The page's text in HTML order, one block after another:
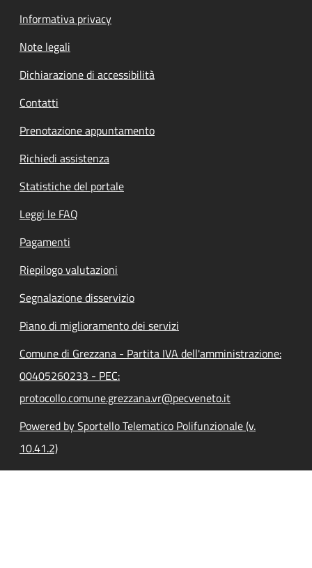
Informativa privacy
Note legali
Dichiarazione di accessibilità
Contatti
Prenotazione appuntamento
Richiedi assistenza
Statistiche del portale
Leggi le FAQ
Pagamenti
Riepilogo valutazioni
Segnalazione disservizio
Piano di miglioramento dei servizi
Comune di Grezzana - Partita IVA dell'amministrazione:
00405260233 - PEC:
protocollo.comune.grezzana.vr@pecveneto.it
Powered by Sportello Telematico Polifunzionale (v.
10.41.2)